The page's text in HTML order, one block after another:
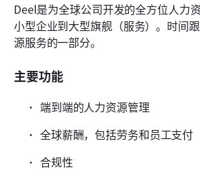
Deel是为全球公司开发的全方位人力
小型企业到大型旗舰（服务）。时间
源服务的一部分。
主要功能
端到端的人力资源管理
全球薪酬，包括劳务和员工支付
合规性